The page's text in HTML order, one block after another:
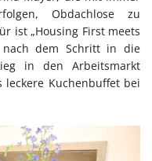
Obdachlose zu
ist „Housing First meets
nach dem Schritt in die
in den Arbeitsmarkt
leckere Kuchenbuffet bei